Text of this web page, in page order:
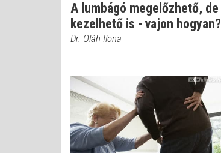
A lumbágó megelőzhető, de
kezelhető is - vajon hogyan?
Dr. Oláh Ilona